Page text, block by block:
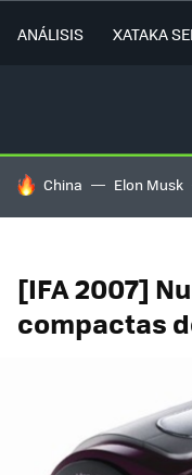
ANÁLISIS XATAKA
HOY SE HABLA DE
China Elon Musk
[IFA 2007]
compactas